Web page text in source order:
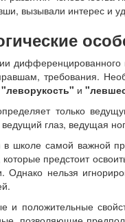
вызывали интерес и
дифференцированного
требования.
"леворукость" и
только
ведущий глаз, ведущая
школе самой важной
которые предстоит
Однако нельзя
и положительные